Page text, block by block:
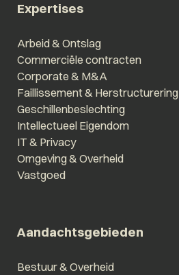
Expertises
Arbeid & Ontslag
Commerciële contracten
Corporate & M&A
Faillissement & Herstructurering
Geschillenbeslechting
Intellectueel Eigendom
IT & Privacy
Omgeving & Overheid
Vastgoed
Aandachtsgebieden
Bestuur & Overheid